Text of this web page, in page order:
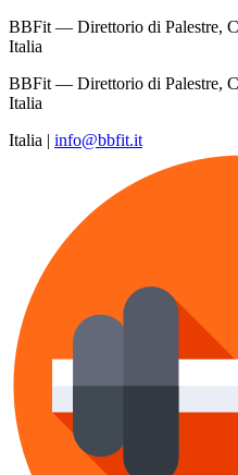
BBFit — Direttorio di Palestre,
Italia
BBFit — Direttorio di Palestre,
Italia
Italia | info@bbfit.it